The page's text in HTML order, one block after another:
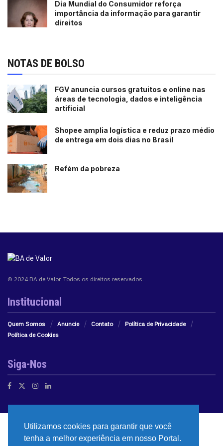
Dia Mundial do Consumidor reforça
importância da informação para garantir
direitos
NOTAS DE BOLSO
FGV anuncia cursos gratuitos e online nas
áreas de tecnologia, dados e inteligência
artificial
Shopee amplia logística e reduz prazo médio
de entrega em dois dias no Brasil
Refém da pobreza
© 2024 BA de Valor. Todos os direitos reservados.
Institucional
Quem Somos Anuncie Contato
Política de Privacidade
Política de Cookies
Siga-Nos
Utilizamos cookies para garantir que você
tenha a melhor experiência em nosso Portal.